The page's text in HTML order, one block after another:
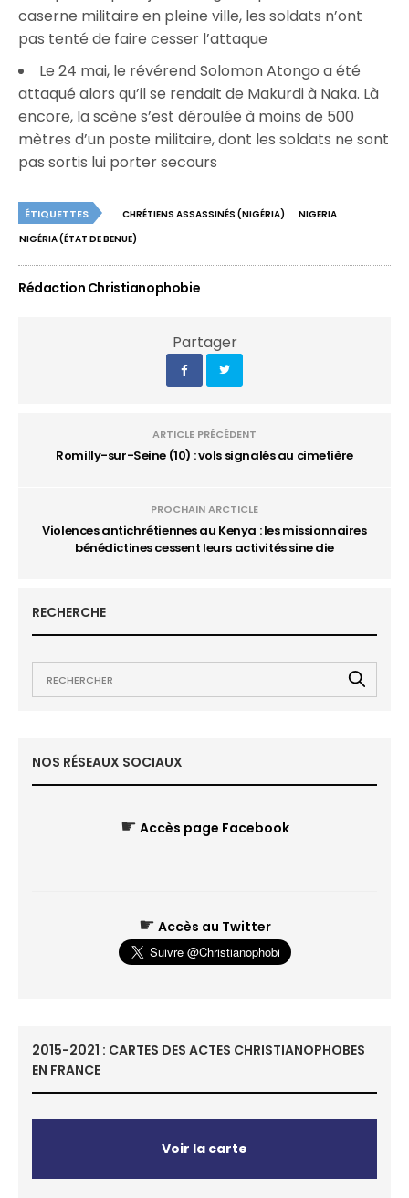
caserne militaire en pleine ville, les soldats n’ont
pas tenté de faire cesser l’attaque
Le 24 mai, le révérend Solomon Atongo a été
attaqué alors qu’il se rendait de Makurdi à Naka. Là
encore, la scène s’est déroulée à moins de 500
mètres d’un poste militaire, dont les soldats ne sont
pas sortis lui porter secours
ÉTIQUETTES CHRÉTIENS ASSASSINÉS (NIGÉRIA)
NIGERIA
NIGÉRIA (ÉTAT DE BENUE)
Rédaction Christianophobie
Partager
ARTICLE PRÉCÉDENT
Romilly-sur-Seine (10) : vols signalés au cimetière
PROCHAIN ARCTICLE
Violences antichrétiennes au Kenya : les missionnaires
bénédictines cessent leurs activités sine die
RECHERCHE
NOS RÉSEAUX SOCIAUX
☛ Accès page Facebook
☛ Accès au Twitter
2015-2021 : CARTES DES ACTES CHRISTIANOPHOBES
EN FRANCE
Voir la carte